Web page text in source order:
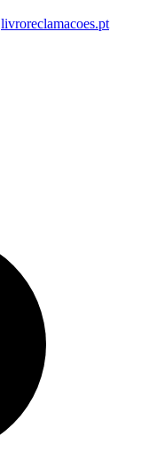
livroreclamacoes.pt